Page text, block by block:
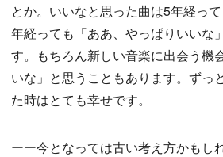
とか。いいなと思った曲は5年経っ
年経っても「ああ、やっぱりいいな
す。もちろん新しい音楽に出会う機
いな」と思うこともあります。ずっ
た時はとても幸せです。
ーー今となっては古い考え方かもし